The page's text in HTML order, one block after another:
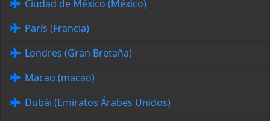
Ciudad de México (México)
París (Francia)
Londres (Gran Bretaña)
Macao (macao)
Dubái (Emiratos Árabes Unidos)